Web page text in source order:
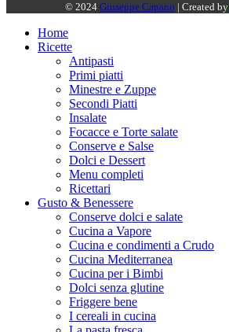
© 2024 Giuseppe Capano | Created by
Home
Ricette
Antipasti
Primi piatti
Minestre e Zuppe
Secondi Piatti
Insalate
Focacce e Torte salate
Conserve e Salse
Dolci e Dessert
Menu completi
Ricettari
Gusto & Benessere
Conserve dolci e salate
Cucina a Vapore
Cucina e condimenti a Crudo
Cucina Mediterranea
Cucina per i Bimbi
Dolci senza glutine
Friggere bene
I cereali in cucina